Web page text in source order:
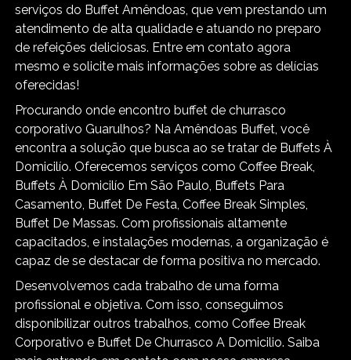
serviços do Buffet Amêndoas, que vem prestando um
atendimento de alta qualidade e atuando no preparo
de refeições deliciosas. Entre em contato agora
mesmo e solicite mais informações sobre as delícias
oferecidas!
Procurando onde encontro buffet de churrasco
corporativo Guarulhos? Na Amêndoas Buffet, você
encontra a solução que busca ao se tratar de Buffets À
Domicilío. Oferecemos serviços como Coffee Break,
Buffets À Domicilío Em São Paulo, Buffets Para
Casamento, Buffet De Festa, Coffee Break Simples,
Buffet De Massas. Com profissionais altamente
capacitados, e instalações modernas, a organização é
capaz de se destacar de forma positiva no mercado.
Desenvolvemos cada trabalho de uma forma
profissional e objetiva. Com isso, conseguimos
disponibilizar outros trabalhos, como Coffee Break
Corporativo e Buffet De Churrasco A Domicilio. Saiba